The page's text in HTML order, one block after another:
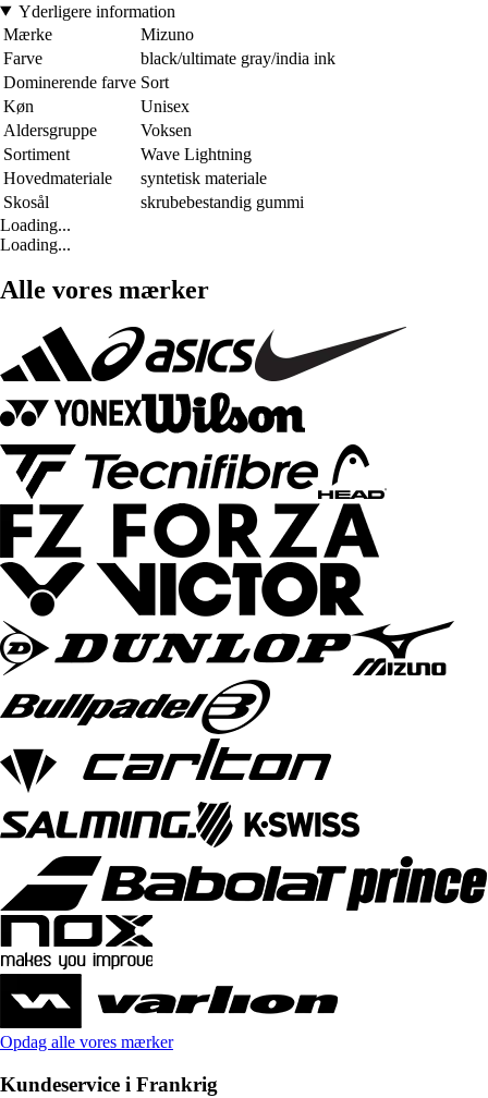
Yderligere information
Mærke
Mizuno
Farve
black/ultimate gray/india ink
Dominerende farve Sort
Køn
Unisex
Aldersgruppe
Voksen
Sortiment
Wave Lightning
Hovedmateriale
syntetisk materiale
Skosål
skrubebestandig gummi
Loading...
Loading...
Alle vores mærker
Opdag alle vores mærker
Kundeservice i Frankrig